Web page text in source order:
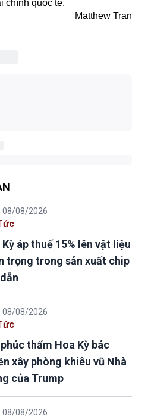
chính quốc tế.
Matthew Tran
08/08/2026
Kỳ áp thuế 15% lên vật liệu
trọng trong sản xuất chip
08/08/2026
thẩm Hoa Kỳ bác
xây phòng khiêu vũ Nhà
của Trump
08/08/2026